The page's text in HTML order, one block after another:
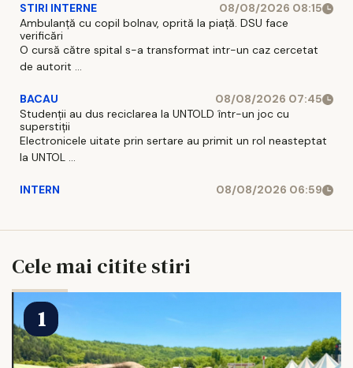
STIRI INTERNE
08/08/2026 08:15
Ambulanță cu copil bolnav, oprită la piață. DSU face
verificări
O cursă către spital s-a transformat intr-un caz cercetat
de autorit ...
BACAU
08/08/2026 07:45
Studenții au dus reciclarea la UNTOLD într-un joc cu
superstiții
Electronicele uitate prin sertare au primit un rol neasteptat
la UNTOL ...
INTERN 08/08/2026 06:59
Cele mai citite stiri